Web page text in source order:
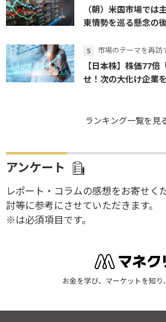
（朝）米国市場で
東情勢を巡る懸念の
市場のテーマを再訪する
【日本株】株価77
せ！次の大化け企業
ランキング一覧を見
アンケート
レポート・コラムの感想をお寄せく
討等に参考にさせていただきます。
※は必須項目です。
お金を学び、マーケットを知り